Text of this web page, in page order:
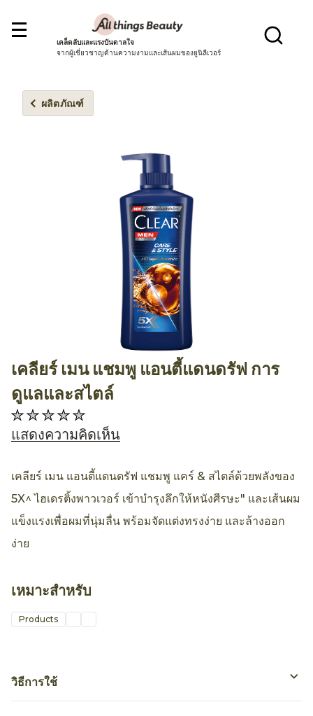
เคล็ดลับและแรงบันดาลใจ
จากผู้เชี่ยวชาญด้านความงามและเส้นผมของยูนิลีเวอร์
ผลิตภัณฑ์
เคลียร์ เมน แชมพู แอนตี้แดนดรัฟ การ
ดูแลและสไตล์
ไม่มี
การ
คะแนน
product
นี้
แสดงความคิดเห็น
เคลียร์ เมน แอนตี้แดนดรัฟ แชมพู แคร์ & สไตล์ด้วยพลังของ
5X^ ไฮเดรติ้งพาวเวอร์ เข้าบำรุงลึกให้หนังศีรษะ" และเส้นผม
แข็งแรงเพื่อผมที่นุ่มลื่น พร้อมจัดแต่งทรงง่าย และล้างออก
ง่าย
เหมาะสำหรับ
Products
วิธีการใช้